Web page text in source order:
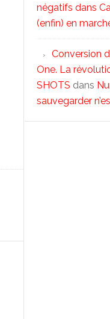
négatifs dans
(enfin) en
Conversion
One. La
SHOTS dans
sauvegarder